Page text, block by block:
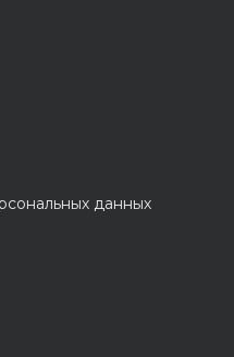
данных